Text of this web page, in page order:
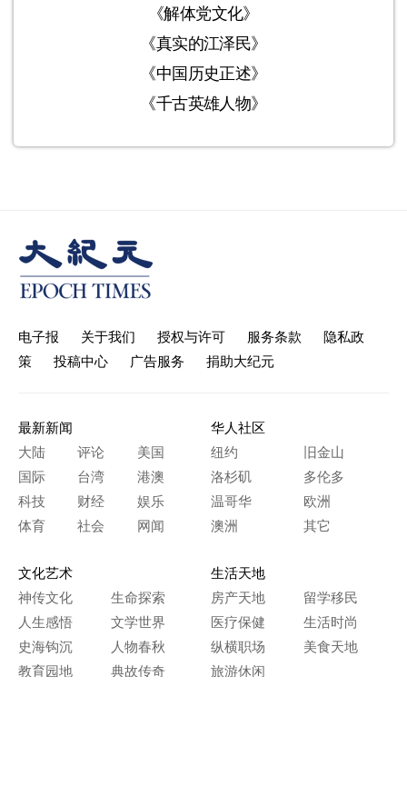
《解体党文化》
《真实的江泽民》
《中国历史正述》
《千古英雄人物》
电子报 关于我们 授权与许可 服务条款
隐私政
策
投稿中心 广告服务 捐助大纪元
最新新闻
大陆
评论
美国
国际
台湾
港澳
科技
财经
娱乐
体育
社会 网闻
华人社区
纽约
旧金山
洛杉矶
多伦多
温哥华
欧洲
澳洲
其它
文化艺术
神传文化
生命探索
人生感悟
文学世界
史海钩沉
人物春秋
教育园地
典故传奇
生活天地
房产天地
留学移民
医疗保健
生活时尚
纵横职场
美食天地
旅游休闲